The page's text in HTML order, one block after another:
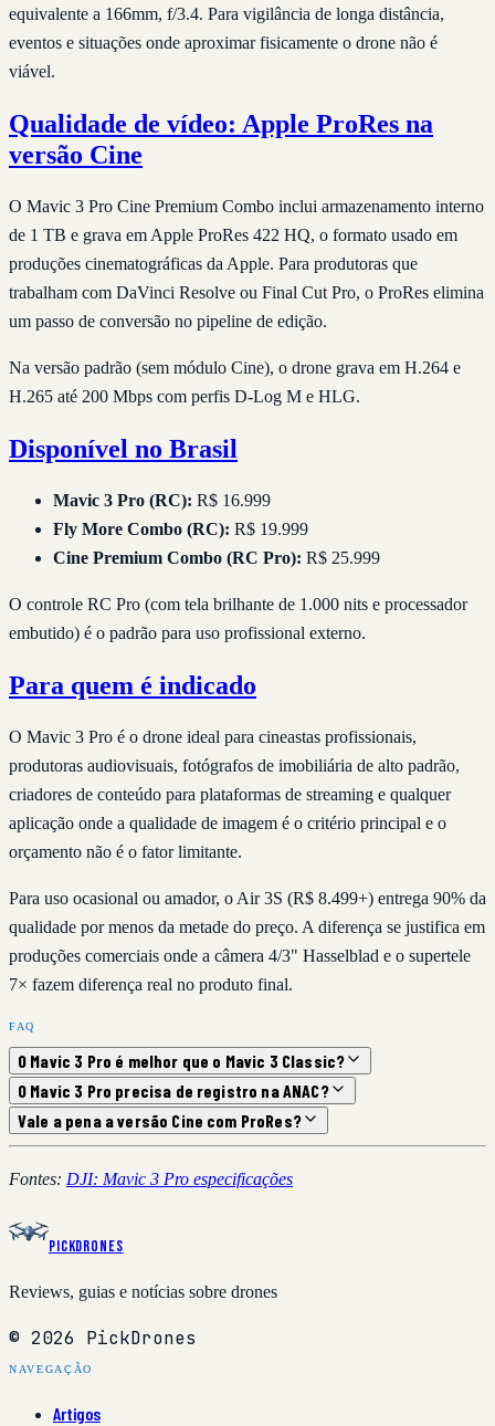
equivalente a 166mm, f/3.4. Para vigilância de longa distância,
eventos e situações onde aproximar fisicamente o drone não é
viável.
Qualidade de vídeo: Apple ProRes na
versão Cine
O Mavic 3 Pro Cine Premium Combo inclui armazenamento interno
de 1 TB e grava em Apple ProRes 422 HQ, o formato usado em
produções cinematográficas da Apple. Para produtoras que
trabalham com DaVinci Resolve ou Final Cut Pro, o ProRes elimina
um passo de conversão no pipeline de edição.
Na versão padrão (sem módulo Cine), o drone grava em H.264 e
H.265 até 200 Mbps com perfis D-Log M e HLG.
Disponível no Brasil
Mavic 3 Pro (RC): R$ 16.999
Fly More Combo (RC): R$ 19.999
Cine Premium Combo (RC Pro): R$ 25.999
O controle RC Pro (com tela brilhante de 1.000 nits e processador
embutido) é o padrão para uso profissional externo.
Para quem é indicado
O Mavic 3 Pro é o drone ideal para cineastas profissionais,
produtoras audiovisuais, fotógrafos de imobiliária de alto padrão,
criadores de conteúdo para plataformas de streaming e qualquer
aplicação onde a qualidade de imagem é o critério principal e o
orçamento não é o fator limitante.
Para uso ocasional ou amador, o Air 3S (R$ 8.499+) entrega 90% da
qualidade por menos da metade do preço. A diferença se justifica em
produções comerciais onde a câmera 4/3" Hasselblad e o supertele
7× fazem diferença real no produto final.
FAQ
O Mavic 3 Pro é melhor que o Mavic 3 Classic?
O Mavic 3 Pro precisa de registro na ANAC?
Vale a pena a versão Cine com ProRes?
Fontes: DJI: Mavic 3 Pro especificações
PickDrones
Reviews, guias e notícias sobre drones
© 2026 PickDrones
NAVEGAÇÃO
Artigos